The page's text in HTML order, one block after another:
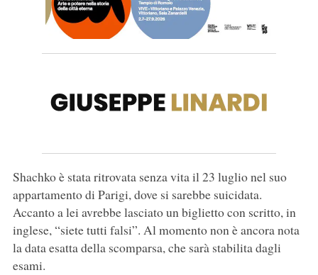
Shachko è stata ritrovata senza vita il 23 luglio nel suo
appartamento di Parigi, dove si sarebbe suicidata.
Accanto a lei avrebbe lasciato un biglietto con scritto, in
inglese, “siete tutti falsi”. Al momento non è ancora nota
la data esatta della scomparsa, che sarà stabilita dagli
esami.